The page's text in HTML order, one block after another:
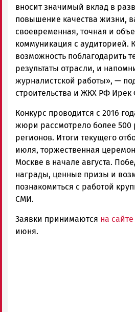
вносит значимый вклад в
повышение качества жизни,
своевременная, точная и
коммуникация с аудиторией.
возможность поблагодарить
результаты отрасли, и
журналистской работы», —
строительства и ЖКХ РФ Ирек
Конкурс проводится с 2016
жюри рассмотрело более 500
регионов. Итоги текущего
июля, торжественная
Москве в начале августа.
награды, ценные призы и
познакомиться с работой
СМИ.
Заявки принимаются на сайте
июня.